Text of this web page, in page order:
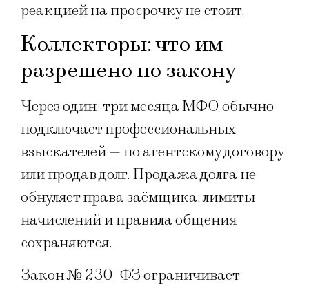
реакцией на просрочку не стоит.
Коллекторы: что им
разрешено по закону
Через один-три месяца МФО обычно
подключает профессиональных
взыскателей — по агентскому договору
или продав долг. Продажа долга не
обнуляет права заёмщика: лимиты
начислений и правила общения
сохраняются.
Закон № 230-ФЗ ограничивает